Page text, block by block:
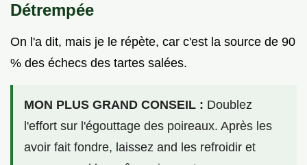
Détrempée
On l'a dit, mais je le répète, car c'est la source de 90
% des échecs des tartes salées.
MON PLUS GRAND CONSEIL : Doublez
l'effort sur l'égouttage des poireaux. Après les
avoir fait fondre, laissez and les refroidir et